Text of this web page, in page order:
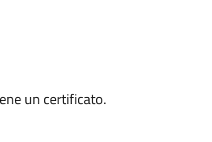
un certificato.